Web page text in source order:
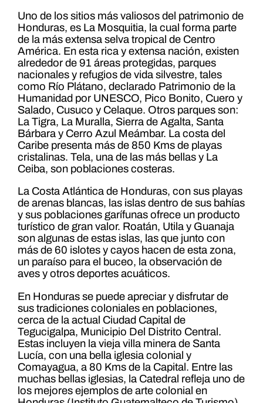
Uno de los sitios más valiosos del patrimonio de
Honduras, es La Mosquitia, la cual forma parte
de la más extensa selva tropical de Centro
América. En esta rica y extensa nación, existen
alrededor de 91 áreas protegidas, parques
nacionales y refugios de vida silvestre, tales
como Río Plátano, declarado Patrimonio de la
Humanidad por UNESCO, Pico Bonito, Cuero y
Salado, Cusuco y Celaque. Otros parques son:
La Tigra, La Muralla, Sierra de Agalta, Santa
Bárbara y Cerro Azul Meámbar. La costa del
Caribe presenta más de 850 Kms de playas
cristalinas. Tela, una de las más bellas y La
Ceiba, son poblaciones costeras.
La Costa Atlántica de Honduras, con sus playas
de arenas blancas, las islas dentro de sus bahías
y sus poblaciones garífunas ofrece un producto
turístico de gran valor. Roatán, Utila y Guanaja
son algunas de estas islas, las que junto con
más de 60 islotes y cayos hacen de esta zona,
un paraíso para el buceo, la observación de
aves y otros deportes acuáticos.
En Honduras se puede apreciar y disfrutar de
sus tradiciones coloniales en poblaciones,
cerca de la actual Ciudad Capital de
Tegucigalpa, Municipio Del Distrito Central.
Estas incluyen la vieja villa minera de Santa
Lucía, con una bella iglesia colonial y
Comayagua, a 80 Kms de la Capital. Entre las
muchas bellas iglesias, la Catedral refleja uno de
los mejores ejemplos de arte colonial en